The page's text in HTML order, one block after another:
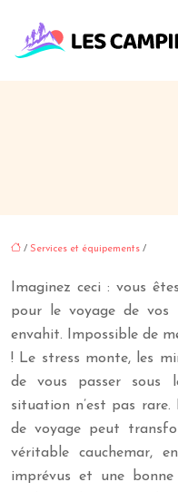
/ Services et équipements /
Imaginez ceci : vous
pour le voyage de vos
envahit. Impossible de
! Le stress monte, les
de vous passer sous
situation n’est pas
de voyage peut
véritable cauchemar,
imprévus et une bonne